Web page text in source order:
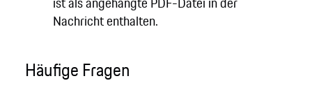
Nachricht enthalten.
Häufige Fragen